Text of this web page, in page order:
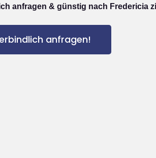
anfragen & günstig nach Fredericia
anfragen!